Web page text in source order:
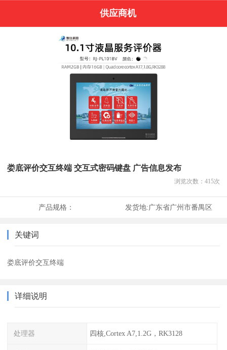
供应商机
娄底评价交互终端 交互式密码键盘 广告信息发布
浏览次数： 415次
产品规格： 发货地:广东省广州市番禺区
关键词
娄底评价交互终端
详细说明
处理器 四核,Cortex A7,1.2G，RK3128